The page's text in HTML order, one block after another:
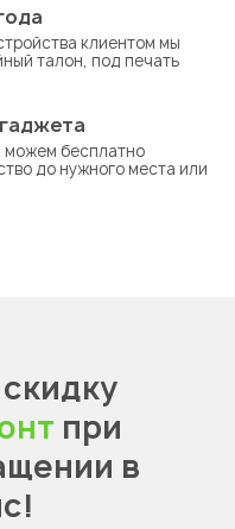
клиентом мы
талон, под печать
бесплатно
до нужного места или
при
в